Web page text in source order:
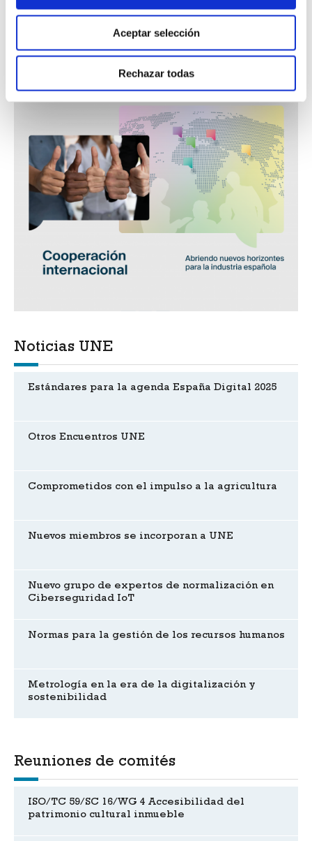
Aceptar selección
Rechazar todas
0,5 %, hasta los 1.393 millones de euros.
Noticias UNE
Estándares para la agenda España Digital 2025
Otros Encuentros UNE
Comprometidos con el impulso a la agricultura
Nuevos miembros se incorporan a UNE
Nuevo grupo de expertos de normalización en
Ciberseguridad IoT
Normas para la gestión de los recursos humanos
Metrología en la era de la digitalización y
sostenibilidad
Reuniones de comités
ISO/TC 59/SC 16/WG 4 Accesibilidad del
patrimonio cultural inmueble